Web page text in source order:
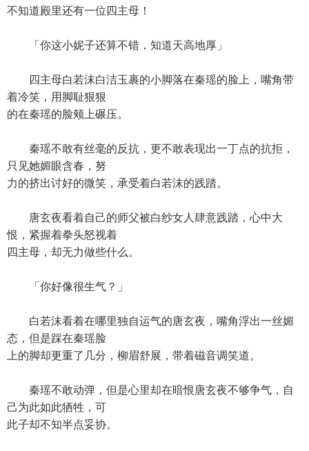
不知道殿里还有一位四主母！
「你这小妮子还算不错，知道天高地厚」
四主母白若沫白洁玉裹的小脚落在秦瑶的脸上，嘴角带
着冷笑，用脚耻狠狠
的在秦瑶的脸颊上碾压。
秦瑶不敢有丝毫的反抗，更不敢表现出一丁点的抗拒，
只见她媚眼含春，努
力的挤出讨好的微笑，承受着白若沫的践踏。
唐玄夜看着自己的师父被白纱女人肆意践踏，心中大
恨，紧握着拳头怒视着
四主母，却无力做些什么。
「你好像很生气？」
白若沫看着在哪里独自运气的唐玄夜，嘴角浮出一丝媚
态，但是踩在秦瑶脸
上的脚却更重了几分，柳眉舒展，带着磁音调笑道。
秦瑶不敢动弹，但是心里却在暗恨唐玄夜不够争气，自
己为此如此牺牲，可
此子却不知半点妥协。